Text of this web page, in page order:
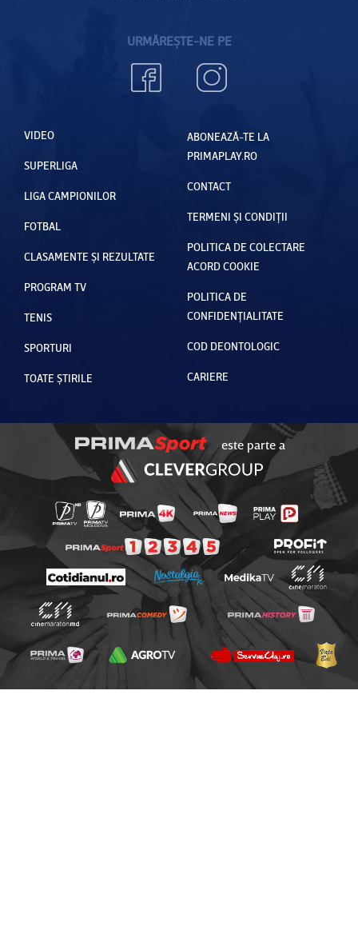
URMĂREȘTE-NE PE
VIDEO
SUPERLIGA
LIGA CAMPIONILOR
FOTBAL
CLASAMENTE ȘI REZULTATE
PROGRAM TV
TENIS
SPORTURI
TOATE ȘTIRILE
ABONEAZĂ-TE LA
PRIMAPLAY.RO
CONTACT
TERMENI ȘI CONDIȚII
POLITICA DE COLECTARE
ACORD COOKIE
POLITICA DE
CONFIDENȚIALITATE
COD DEONTOLOGIC
CARIERE
este parte a